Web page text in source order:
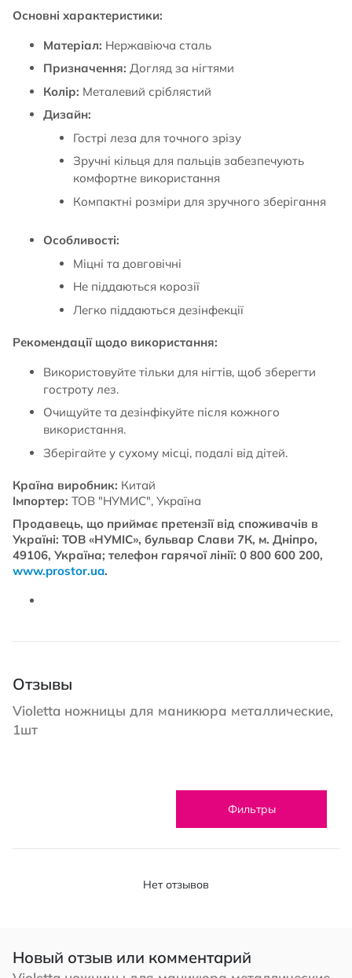
Основні характеристики:
Матеріал: Нержавіюча сталь
Призначення: Догляд за нігтями
Колір: Металевий сріблястий
Дизайн:
Гострі леза для точного зрізу
Зручні кільця для пальців забезпечують
комфортне використання
Компактні розміри для зручного зберігання
Особливості:
Міцні та довговічні
Не піддаються корозії
Легко піддаються дезінфекції
Рекомендації щодо використання:
Використовуйте тільки для нігтів, щоб зберегти
гостроту лез.
Очищуйте та дезінфікуйте після кожного
використання.
Зберігайте у сухому місці, подалі від дітей.
Країна виробник: Китай
Імпортер: ТОВ "НУМИС", Україна
Продавець, що приймає претензії від споживачів в
Україні: ТОВ «НУМІС», бульвар Слави 7К, м. Дніпро,
49106, Україна; телефон гарячої лінії: 0 800 600 200,
www.prostor.ua.
Отзывы
Violetta ножницы для маникюра металлические,
1шт
Фильтры
Нет отзывов
Новый отзыв или комментарий